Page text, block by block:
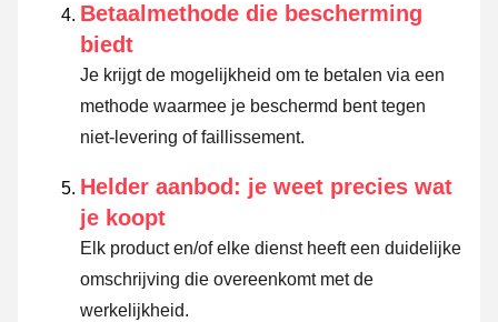
Betaalmethode die bescherming
biedt
Je krijgt de mogelijkheid om te betalen via een
methode waarmee je beschermd bent tegen
niet-levering of faillissement.
Helder aanbod: je weet precies wat
je koopt
Elk product en/of elke dienst heeft een duidelijke
omschrijving die overeenkomt met de
werkelijkheid.